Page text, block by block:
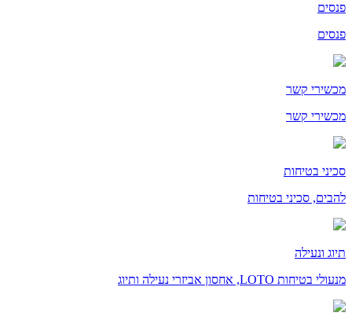
פנסים
פנסים
מכשירי קשר
מכשירי קשר
סכיני בטיחות
להבים, סכיני בטיחות
תיוג ונעילה
מנעולי בטיחות LOTO, אחסון אביזרי נעילה ותיוג